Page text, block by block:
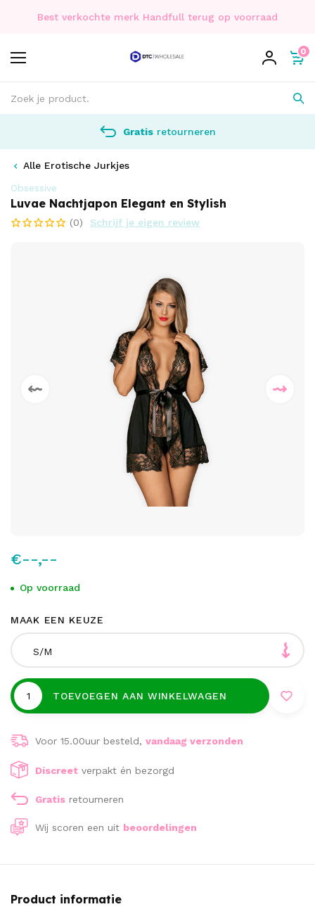
Best verkochte merk Handfull terug op voorraad
0
Gratisretourneren
Alle Erotische Jurkjes
Obsessive
Luvae Nachtjapon Elegant en Stylish
(0) Schrijf je eigen review
€--,--
Op voorraad
MAAK EEN KEUZE
S/M
TOEVOEGEN AAN WINKELWAGEN
Voor 15.00uur besteld, vandaag verzonden
Discreet verpakt én bezorgd
Gratis retourneren
Wij scoren een uit beoordelingen
Product informatie